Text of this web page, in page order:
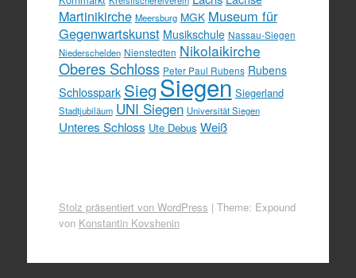
Martinikirche Meersburg MGK Museum für
Gegenwartskunst Musikschule Nassau-Siegen
Niederschelden Nienstedten Nikolaikirche
Oberes Schloss Peter Paul Rubens Rubens
Schlosspark SiegSiegen Siegerland
Stadtjubiläum UNI Siegen Universität Siegen
Unteres Schloss Ute Debus Weiß
Stolz präsentiert von WordPress | Theme: Expound
von Konstantin Kovshenin